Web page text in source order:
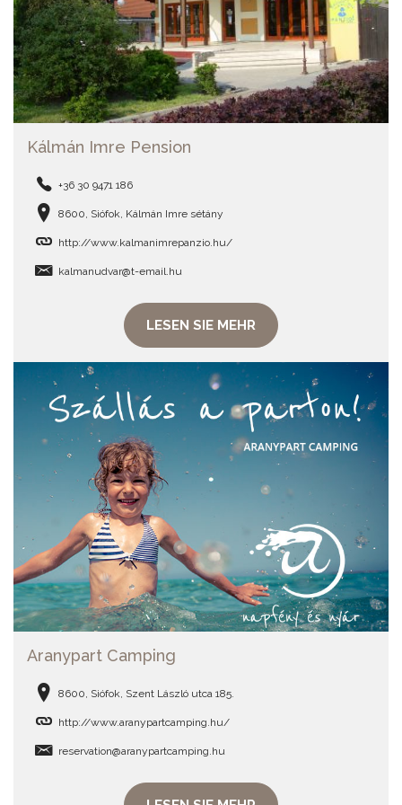
Kálmán Imre Pension
+36 30 9471 186
8600, Siófok, Kálmán Imre sétány
http://www.kalmanimrepanzio.hu/
kalmanudvar@t-email.hu
LESEN SIE MEHR
Aranypart Camping
8600, Siófok, Szent László utca 185.
http://www.aranypartcamping.hu/
reservation@aranypartcamping.hu